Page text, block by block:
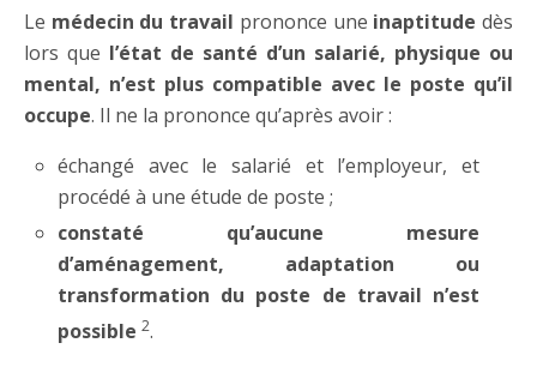
Le médecin du travail prononce une inaptitude dès
lors que l’état de santé d’un salarié, physique ou
mental, n’est plus compatible avec le poste qu’il
occupe. Il ne la prononce qu’après avoir :
échangé avec le salarié et l’employeur, et
procédé à une étude de poste ;
constaté qu’aucune mesure
d’aménagement, adaptation ou
transformation du poste de travail n’est
possible 2.